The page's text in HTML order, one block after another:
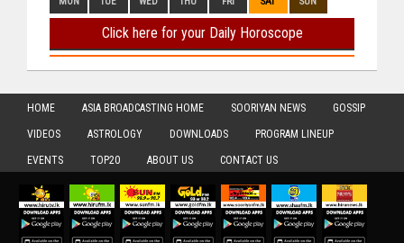
HOME ASIA BROADCASTING HOME SOORIYAN NEWS GOSSIP
VIDEOS ASTROLOGY DOWNLOADS PROGRAM LINEUP
EVENTS TOP20 ABOUT US CONTACT US